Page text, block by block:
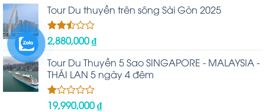
Tour Du thuyền trên sông Sài Gòn 2025
Được
xếp
hạng
2.48
5 sao
2,880,000₫
Tour Du Thuyền 5 Sao SINGAPORE - MALAYSIA -
THÁI LAN 5 ngày 4 đêm
Được
19,990,000₫